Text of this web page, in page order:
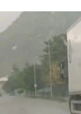
Kültür Sanat
Tarihçe
Resmi İlanlar
Söyleşi
Haber Arşivi